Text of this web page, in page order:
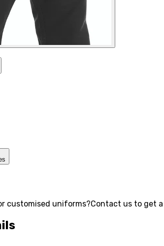
customised uniforms?Contact us to get